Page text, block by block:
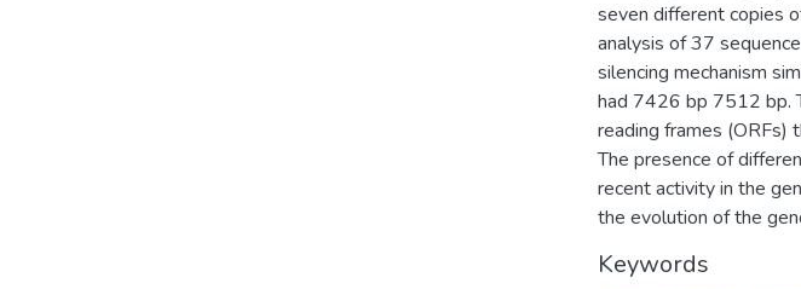
seven different copies
analysis of 37
silencing mechanism
had 7426 bp 7512 bp.
reading frames (ORFs)
The presence of
recent activity in the
the evolution of the
Keywords